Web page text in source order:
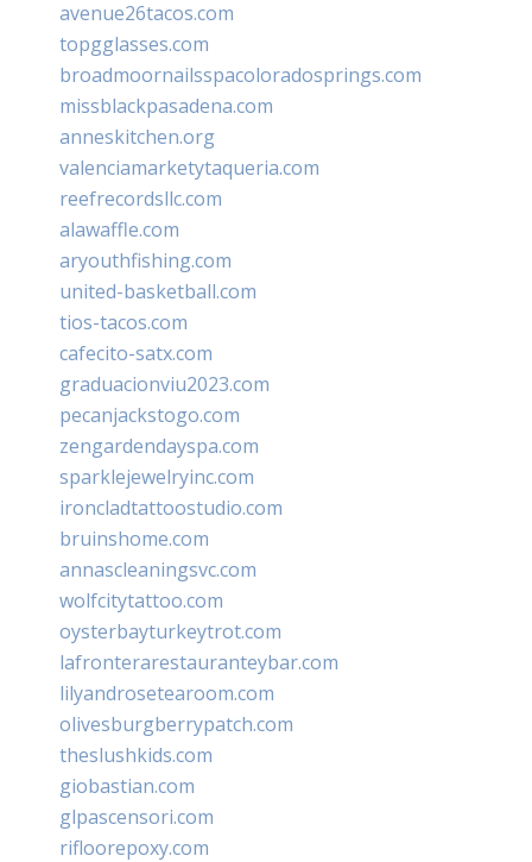
avenue26tacos.com
topgglasses.com
broadmoornailsspacoloradosprings.com
missblackpasadena.com
anneskitchen.org
valenciamarketytaqueria.com
reefrecordsllc.com
alawaffle.com
aryouthfishing.com
united-basketball.com
tios-tacos.com
cafecito-satx.com
graduacionviu2023.com
pecanjackstogo.com
zengardendayspa.com
sparklejewelryinc.com
ironcladtattoostudio.com
bruinshome.com
annascleaningsvc.com
wolfcitytattoo.com
oysterbayturkeytrot.com
lafronterarestauranteybar.com
lilyandrosetearoom.com
olivesburgberrypatch.com
theslushkids.com
giobastian.com
glpascensori.com
rifloorepoxy.com